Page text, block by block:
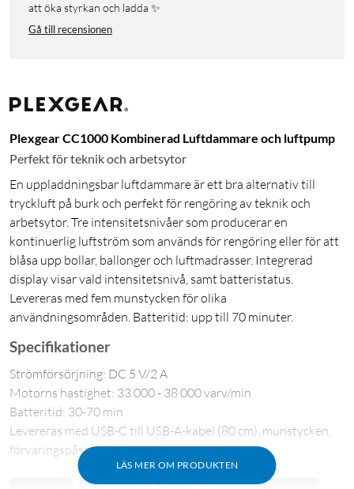
att öka styrkan och ladda ✨
Gå till recensionen
Plexgear CC1000 Kombinerad Luftdammare och luftpump
Perfekt för teknik och arbetsytor
En uppladdningsbar luftdammare är ett bra alternativ till
tryckluft på burk och perfekt för rengöring av teknik och
arbetsytor. Tre intensitetsnivåer som producerar en
kontinuerlig luftström som används för rengöring eller för att
blåsa upp bollar, ballonger och luftmadrasser. Integrerad
display visar vald intensitetsnivå, samt batteristatus.
Levereras med fem munstycken för olika
användningsområden. Batteritid: upp till 70 minuter.
LÄS MER OM PRODUKTEN
Specifikationer
Strömförsörjning: DC 5 V/2 A
Motorns hastighet: 33 000 - 38 000 varv/min
Batteritid: 30-70 min
Levereras med USB-C till USB-A-kabel (80 cm), munstycken,
förvaringspåse och manual